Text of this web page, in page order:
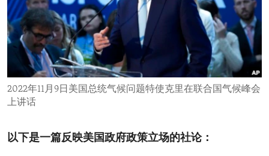
MIDDLE EAST
DEMOCRACY AND GOVERNANCE
ECONOMY AND TRADE
ENVIRONMENT AND HEALTH
IDEALS AND INSTITUTIONS
2022年11月9日美国总统气候问题特使克里在联合国气候峰会
上讲话
以下是一篇反映美国政府政策立场的社论：